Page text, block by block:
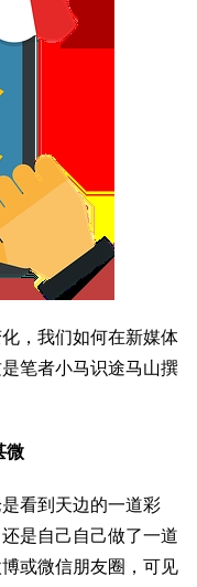
，我们如何在新媒体
笔者小马识途马山撰
微
看到天边的一道彩
是自己自己做了一道
或微信朋友圈，可见